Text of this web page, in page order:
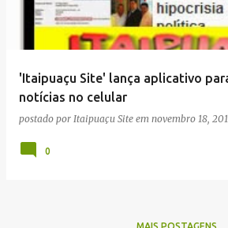
'Itaipuaçu Site' lança aplicativo
notícias no celular
postado por Itaipuaçu Site em novembro 18,
0
MAIS POSTAGENS